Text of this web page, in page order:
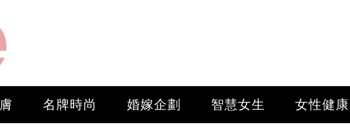
名牌時尚 婚嫁企劃 智慧女生 女性健康